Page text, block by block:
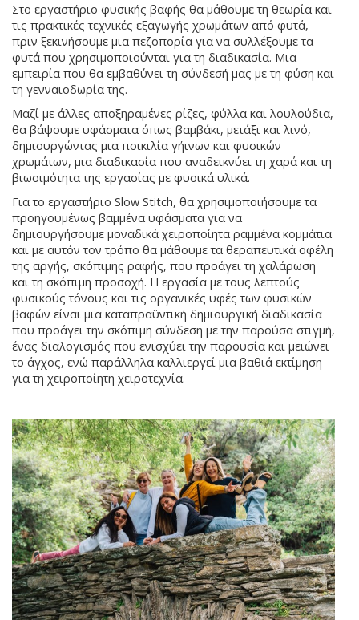
Στο εργαστήριο φυσικής βαφής θα μάθουμε τη θεωρία και
τις πρακτικές τεχνικές εξαγωγής χρωμάτων από φυτά,
πριν ξεκινήσουμε μια πεζοπορία για να συλλέξουμε τα
φυτά που χρησιμοποιούνται για τη διαδικασία. Μια
εμπειρία που θα εμβαθύνει τη σύνδεσή μας με τη φύση και
τη γενναιοδωρία της.
Μαζί με άλλες αποξηραμένες ρίζες, φύλλα και λουλούδια,
θα βάψουμε υφάσματα όπως βαμβάκι, μετάξι και λινό,
δημιουργώντας μια ποικιλία γήινων και φυσικών
χρωμάτων, μια διαδικασία που αναδεικνύει τη χαρά και τη
βιωσιμότητα της εργασίας με φυσικά υλικά.
Για το εργαστήριο Slow Stitch, θα χρησιμοποιήσουμε τα
προηγουμένως βαμμένα υφάσματα για να
δημιουργήσουμε μοναδικά χειροποίητα ραμμένα κομμάτια
και με αυτόν τον τρόπο θα μάθουμε τα θεραπευτικά οφέλη
της αργής, σκόπιμης ραφής, που προάγει τη χαλάρωση
και τη σκόπιμη προσοχή. Η εργασία με τους λεπτούς
φυσικούς τόνους και τις οργανικές υφές των φυσικών
βαφών είναι μια καταπραϋντική δημιουργική διαδικασία
που προάγει την σκόπιμη σύνδεση με την παρούσα στιγμή,
ένας διαλογισμός που ενισχύει την παρουσία και μειώνει
το άγχος, ενώ παράλληλα καλλιεργεί μια βαθιά εκτίμηση
για τη χειροποίητη χειροτεχνία.